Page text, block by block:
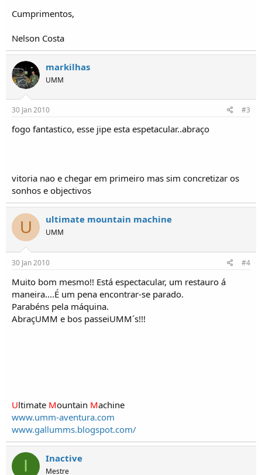
Cumprimentos,
Nelson Costa
markilhas
UMM
30 Jan 2010 #3
fogo fantastico, esse jipe esta espetacular..abraço
vitoria nao e chegar em primeiro mas sim concretizar os
sonhos e objectivos
U ultimate mountain machine
UMM
30 Jan 2010 #4
Muito bom mesmo!! Está espectacular, um restauro á
maneira....É um pena encontrar-se parado.
Parabéns pela máquina.
AbraçUMM e bos passeiUMM´s!!!
Ultimate Mountain Machine
www.umm-aventura.com
www.gallumms.blogspot.com/
I Inactive
Mestre